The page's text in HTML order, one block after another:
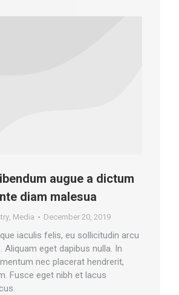
augue a dictum
diam malesua
, Media December 20, 2019
iaculis felis, eu sollicitudin arcu
Aliquam eget dapibus nulla. In
nec placerat hendrerit,
Fusce eget nibh et lacus